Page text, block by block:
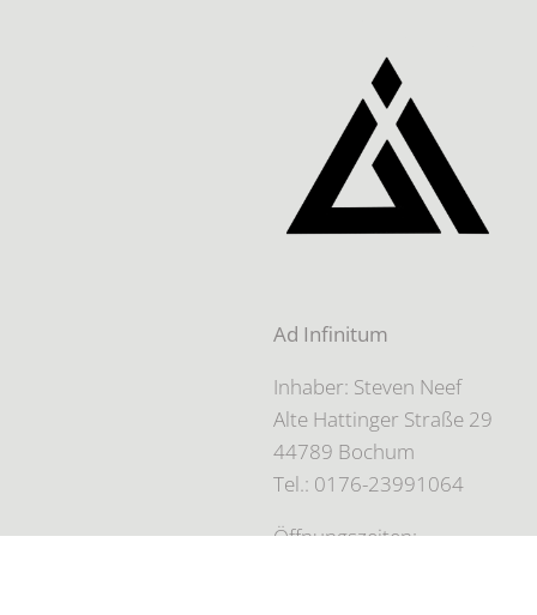
Ad Infinitum
Inhaber: Steven Neef
Alte Hattinger Straße 29
44789 Bochum
Tel.: 0176-23991064
Öffnungszeiten: